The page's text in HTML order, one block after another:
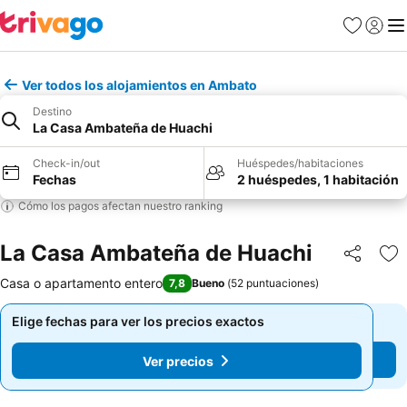
Favoritos
Iniciar
Ver todos los alojamientos en Ambato
Destino
La Casa Ambateña de Huachi
Check-in/out
Fechas
Huéspedes/habitaciones
2 huéspedes, 1 habitación
Cómo los pagos afectan nuestro ranking
La Casa Ambateña de Huachi Compartir
Casa o apartamento entero 7,8 Bueno (52 puntuaciones)
Elige fechas para ver los precios exactos
Ver precios
Elige fechas para ver los precios exactos
Ver precios